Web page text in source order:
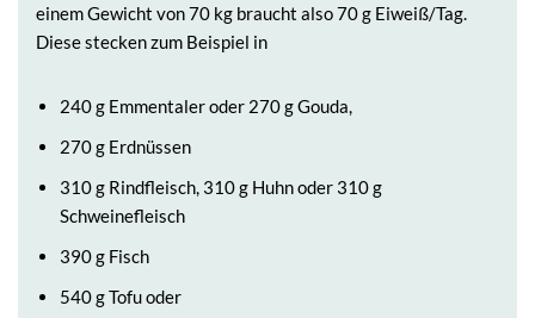
einem Gewicht von 70 kg braucht also 70 g Eiweiß/Tag.
Diese stecken zum Beispiel in
240 g Emmentaler oder 270 g Gouda,
270 g Erdnüssen
310 g Rindfleisch, 310 g Huhn oder 310 g
Schweinefleisch
390 g Fisch
540 g Tofu oder